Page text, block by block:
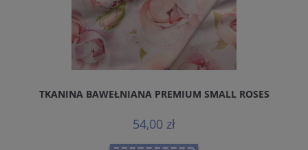
TKANINA BAWEŁNIANA PREMIUM SMALL ROSES
54,00 zł